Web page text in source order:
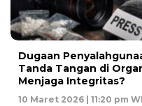
Dugaan
Tanda Tangan di
Menjaga Integritas?
10 Maret 2026 | 11:20 pm